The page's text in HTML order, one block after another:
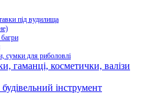
під вудилища
сумки для риболовлі
гаманці, косметички, валізи
інструмент